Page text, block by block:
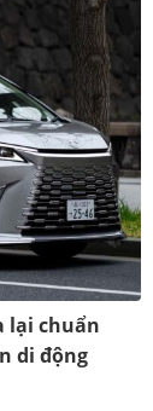
lại chuẩn
di động